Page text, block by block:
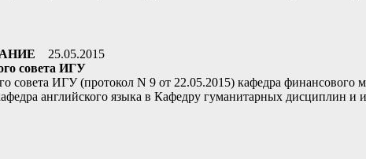
25.05.2015
совета ИГУ
совета ИГУ (протокол N 9 от 22.05.2015) кафедра
английского языка в Кафедру гуманитарных дисциплин и